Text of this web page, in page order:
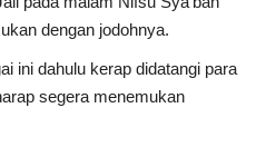
dengan jodohnya.
ini dahulu kerap didatangi para
segera menemukan